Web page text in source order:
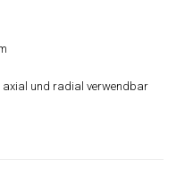
und radial verwendbar